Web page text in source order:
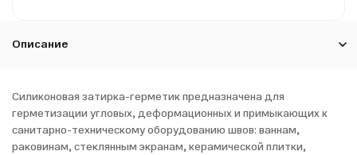
Описание
Силиконовая затирка-герметик предназначена для
герметизации угловых, деформационных и примыкающих к
санитарно-техническому оборудованию швов: ваннам,
раковинам, стеклянным экранам, керамической плитки,